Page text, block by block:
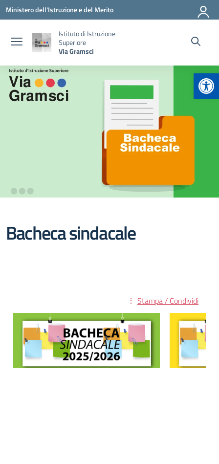
Vai ai contenuti
Vai al menu di navigazione
Vai al footer
Ministero dell'Istruzione e del Merito
Istituto di Istruzione
Superiore
Via Gramsci
Bacheca sindacale
Stampa / Condividi